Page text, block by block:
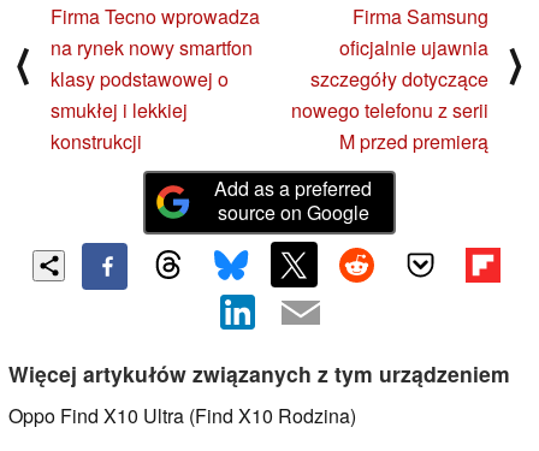
⟨
Firma Tecno wprowadza
na rynek nowy smartfon
klasy podstawowej o
smukłej i lekkiej
konstrukcji
Firma Samsung
oficjalnie ujawnia
szczegóły dotyczące
nowego telefonu z serii
M przed premierą
⟩
Add as a preferred
source on Google
Więcej artykułów związanych z tym urządzeniem
Oppo Find X10 Ultra (Find X10 Rodzina)